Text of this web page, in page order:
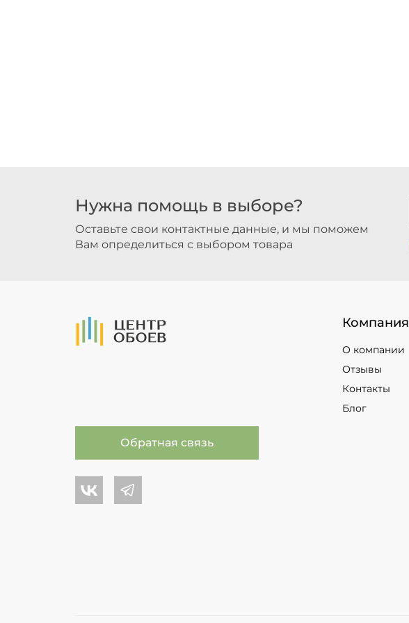
Нужна помощь в выборе?
Оставьте свои контактные данные, и мы поможем
Вам определиться с выбором товара
На Главную Компания
О компании
Отзывы
Контакты
Блог
Обратная связь
Центр обоев во Вконтакте
Центр обоев в Телеграме